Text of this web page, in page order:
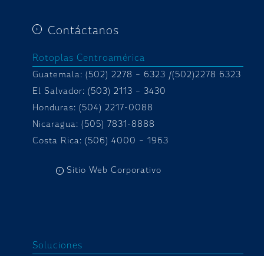
Contáctanos
Rotoplas Centroamérica
Guatemala: (502) 2278 – 6323 /(502)2278 6323
El Salvador: (503) 2113 – 3430
Honduras: (504) 2217-0088
Nicaragua: (505) 7831-8888
Costa Rica: (506) 4000 – 1963
Sitio Web Corporativo
Soluciones